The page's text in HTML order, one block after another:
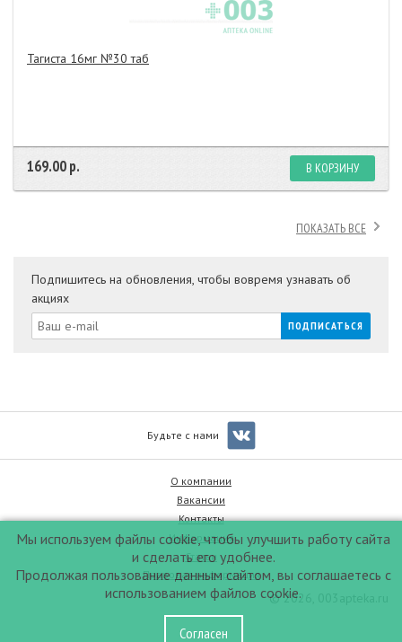
Тагиста 16мг №30 таб
169.00 р. В КОРЗИНУ
ПОКАЗАТЬ ВСЕ
Подпишитесь на обновления, чтобы вовремя узнавать об
акциях
Будьте с нами
О компании
Вакансии
Контакты
Информация
Статьи
Правовая информация
© 2026, 003apteka.ru
Мы используем файлы cookie, чтобы улучшить работу сайта
и сделать его удобнее.
Продолжая пользование данным сайтом, вы соглашаетесь с
использованием файлов cookie.
Согласен